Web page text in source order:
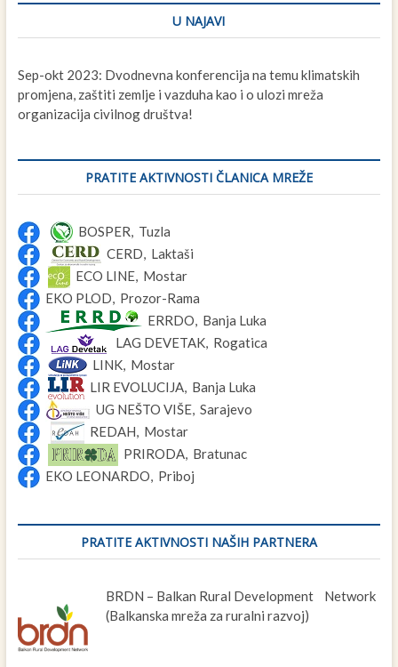
U NAJAVI
Sep-okt 2023: Dvodnevna konferencija na temu klimatskih
promjena, zaštiti zemlje i vazduha kao i o ulozi mreža
organizacija civilnog društva!
PRATITE AKTIVNOSTI ČLANICA MREŽE
BOSPER, Tuzla
CERD, Laktaši
ECO LINE, Mostar
EKO PLOD, Prozor-Rama
ERRDO, Banja Luka
LAG DEVETAK, Rogatica
LINK, Mostar
LIR EVOLUCIJA, Banja Luka
UG NEŠTO VIŠE, Sarajevo
REDAH, Mostar
PRIRODA, Bratunac
EKO LEONARDO, Priboj
PRATITE AKTIVNOSTI NAŠIH PARTNERA
BRDN – Balkan Rural Development Network
(Balkanska mreža za ruralni razvoj)